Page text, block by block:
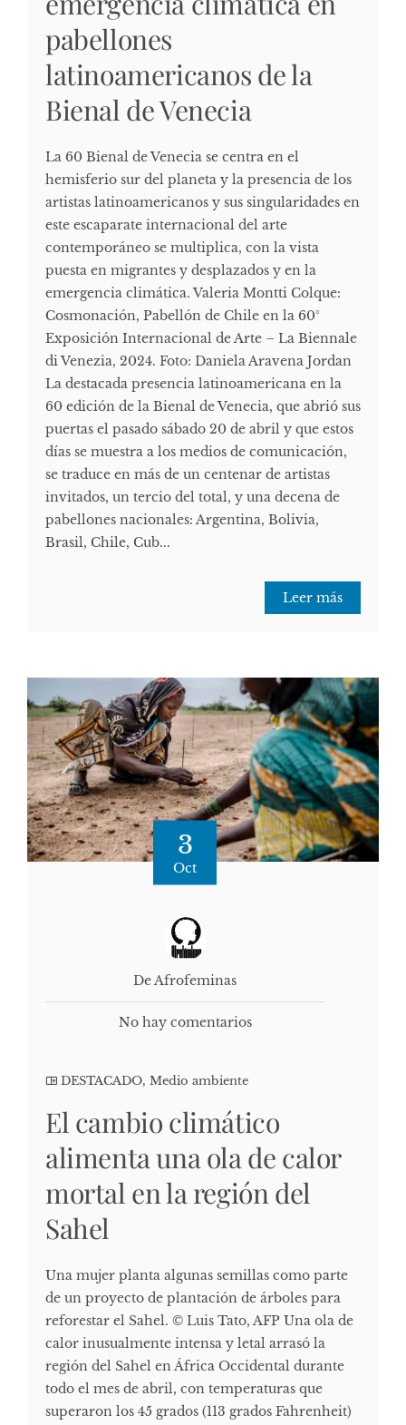
pabellones
latinoamericanos de la
Bienal de Venecia
La 60 Bienal de Venecia se centra en el
hemisferio sur del planeta y la presencia de los
artistas latinoamericanos y sus singularidades en
este escaparate internacional del arte
contemporáneo se multiplica, con la vista
puesta en migrantes y desplazados y en la
emergencia climática. Valeria Montti Colque:
Cosmonación, Pabellón de Chile en la 60°
Exposición Internacional de Arte – La Biennale
di Venezia, 2024. Foto: Daniela Aravena Jordan
La destacada presencia latinoamericana en la
60 edición de la Bienal de Venecia, que abrió sus
puertas el pasado sábado 20 de abril y que estos
días se muestra a los medios de comunicación,
se traduce en más de un centenar de artistas
invitados, un tercio del total, y una decena de
pabellones nacionales: Argentina, Bolivia,
Brasil, Chile, Cub...
Leer más
3
Oct
De Afrofeminas
No hay comentarios
DESTACADO, Medio ambiente
El cambio climático
alimenta una ola de calor
mortal en la región del
Sahel
Una mujer planta algunas semillas como parte
de un proyecto de plantación de árboles para
reforestar el Sahel. © Luis Tato, AFP Una ola de
calor inusualmente intensa y letal arrasó la
región del Sahel en África Occidental durante
todo el mes de abril, con temperaturas que
superaron los 45 grados (113 grados Fahrenheit)